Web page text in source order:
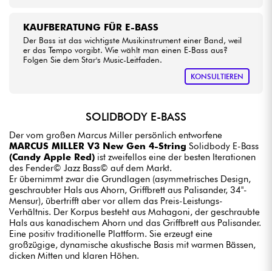
KAUFBERATUNG FÜR E-BASS
Der Bass ist das wichtigste Musikinstrument einer Band, weil
er das Tempo vorgibt. Wie wählt man einen E-Bass aus?
Folgen Sie dem Star's Music-Leitfaden.
KONSULTIEREN
SOLIDBODY E-BASS
Der vom großen Marcus Miller persönlich entworfene
MARCUS MILLER V3 New Gen 4-String Solidbody E-Bass
(Candy Apple Red) ist zweifellos eine der besten Iterationen
des Fender© Jazz Bass© auf dem Markt.
Er übernimmt zwar die Grundlagen (asymmetrisches Design,
geschraubter Hals aus Ahorn, Griffbrett aus Palisander, 34"-
Mensur), übertrifft aber vor allem das Preis-Leistungs-
Verhältnis. Der Korpus besteht aus Mahagoni, der geschraubte
Hals aus kanadischem Ahorn und das Griffbrett aus Palisander.
Eine positiv traditionelle Plattform. Sie erzeugt eine
großzügige, dynamische akustische Basis mit warmen Bässen,
dicken Mitten und klaren Höhen.